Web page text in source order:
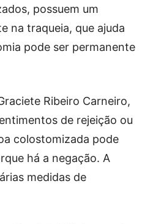
possuem um
na traqueia, que ajuda
pode ser permanente
Ribeiro Carneiro,
de rejeição ou
colostomizada pode
há a negação. A
medidas de